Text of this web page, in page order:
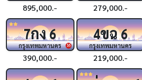
895,000.- 279,000.-
16
7กง6
กรุงเทพมหานคร
390,000.-
4ขฉ6
กรุงเทพมหานคร
219,000.-